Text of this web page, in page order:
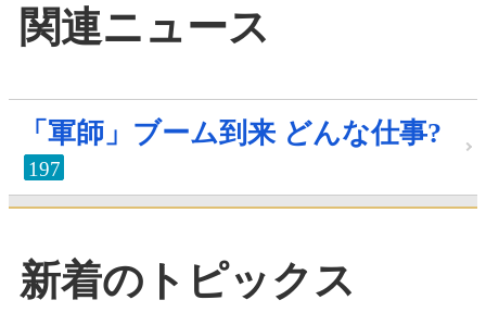
関連ニュース
「軍師」ブーム到来 どんな仕事?
197
新着のトピックス